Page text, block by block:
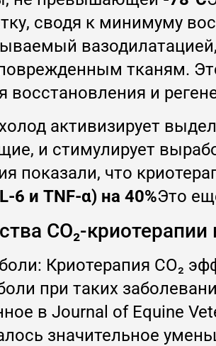
сводя к минимуму
тканям.
восстановления и
активизирует
и стимулирует
показали, что
6 и TNF-α) на 40%Это
CO₂-
Криотерапия CO₂
при таких
в Journal of Equine
значительное